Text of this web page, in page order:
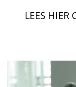
LEES HIER